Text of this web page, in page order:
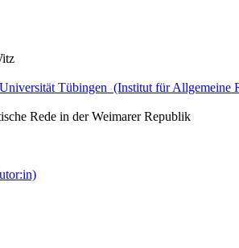
Tübingen (Institut für Allgemeine
Rede in der Weimarer Republik